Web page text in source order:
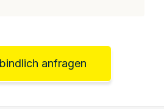
anfragen